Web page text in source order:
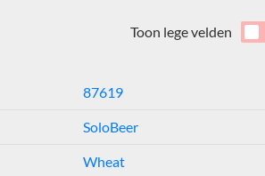
Toon lege velden
87619
SoloBeer
Wheat